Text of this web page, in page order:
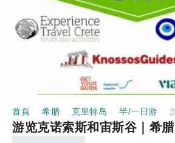
首頁 希腊 克里特岛 半/一日游
游览克诺索斯和宙斯谷｜希腊